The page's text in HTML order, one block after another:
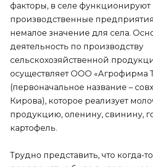
факторы, в селе функционируют
производственные
немалое значение для села.
деятельность по производству
сельскохозяйственной
осуществляет ООО «Агрофирма
(первоначальное название –
Кирова), которое реализует
продукцию, оленину, свинину,
картофель.
Трудно представить, что когда-то